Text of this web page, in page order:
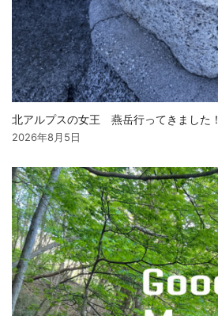
北アルプスの女王 燕岳行ってきました！
2026年8月5日